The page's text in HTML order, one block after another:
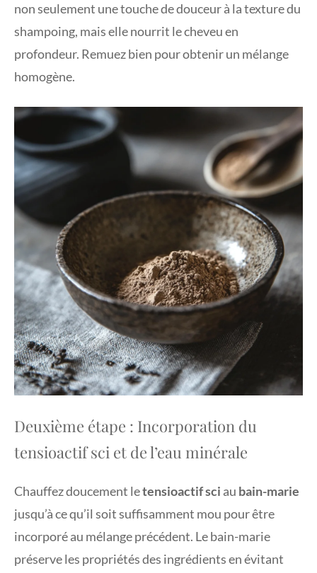
non seulement une touche de douceur à la texture du
shampoing, mais elle nourrit le cheveu en
profondeur. Remuez bien pour obtenir un mélange
homogène.
Deuxième étape : Incorporation du
tensioactif sci et de l’eau minérale
Chauffez doucement letensioactif sci au bain-marie
jusqu’à ce qu’il soit suffisamment mou pour être
incorporé au mélange précédent. Le bain-marie
préserve les propriétés des ingrédients en évitant